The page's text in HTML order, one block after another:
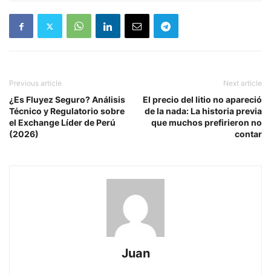
Previous article
¿Es Fluyez Seguro? Análisis
Técnico y Regulatorio sobre
el Exchange Líder de Perú
(2026)
Next article
El precio del litio no apareció
de la nada: La historia previa
que muchos prefirieron no
contar
Juan